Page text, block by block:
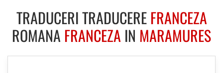
TRADUCERI TRADUCEREFRANCEZA
ROMANA FRANCEZA IN MARAMURES